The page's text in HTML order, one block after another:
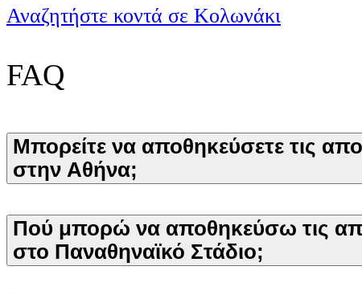
Αναζητήστε κοντά σε Κολωνάκι
FAQ
Μπορείτε να αποθηκεύσετε τις
στην Αθήνα;
Πού μπορώ να αποθηκεύσω τις
στο Παναθηναϊκό Στάδιο;